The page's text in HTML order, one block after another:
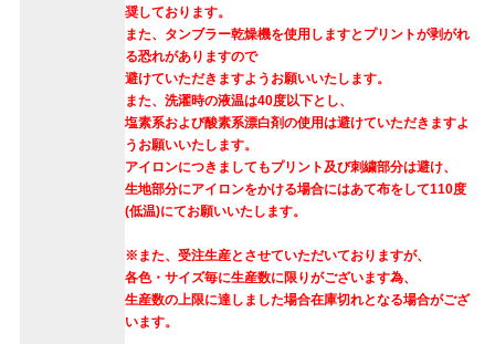
奨しております。
また、タンブラー乾燥機を使用しますとプリントが剥がれ
る恐れがありますので
避けていただきますようお願いいたします。
また、洗濯時の液温は40度以下とし、
塩素系および酸素系漂白剤の使用は避けていただきますよ
うお願いいたします。
アイロンにつきましてもプリント及び刺繍部分は避け、
生地部分にアイロンをかける場合にはあて布をして110度
(低温)にてお願いいたします。
※また、受注生産とさせていただいておりますが、
各色・サイズ毎に生産数に限りがございます為、
生産数の上限に達しました場合在庫切れとなる場合がござ
います。